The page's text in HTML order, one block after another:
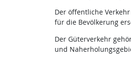
Der öffentliche
für die Bevölkerung
Der Güterverkehr
und